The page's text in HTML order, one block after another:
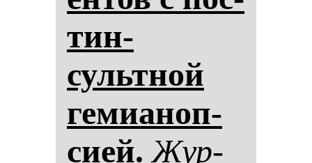
тин­
сультной
ге­ми­аноп­
си­ей. Жур­